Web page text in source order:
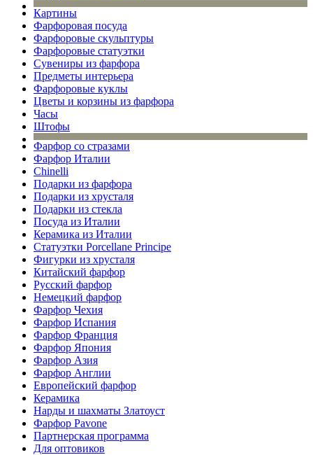
Картины
Фарфоровая посуда
Фарфоровые скульптуры
Фарфоровые статуэтки
Сувениры из фарфора
Предметы интерьера
Фарфоровые куклы
Цветы и корзины из фарфора
Часы
Штофы
Фарфор со стразами
Фарфор Италии
Chinelli
Подарки из фарфора
Подарки из хрусталя
Подарки из стекла
Посуда из Италии
Керамика из Италии
Статуэтки Porcellane Principe
Фигурки из хрусталя
Китайский фарфор
Русский фарфор
Немецкий фарфор
Фарфор Чехия
Фарфор Испания
Фарфор Франция
Фарфор Япония
Фарфор Азия
Фарфор Англии
Европейский фарфор
Керамика
Нарды и шахматы Златоуст
Фарфор Pavone
Партнерская программа
Для оптовиков